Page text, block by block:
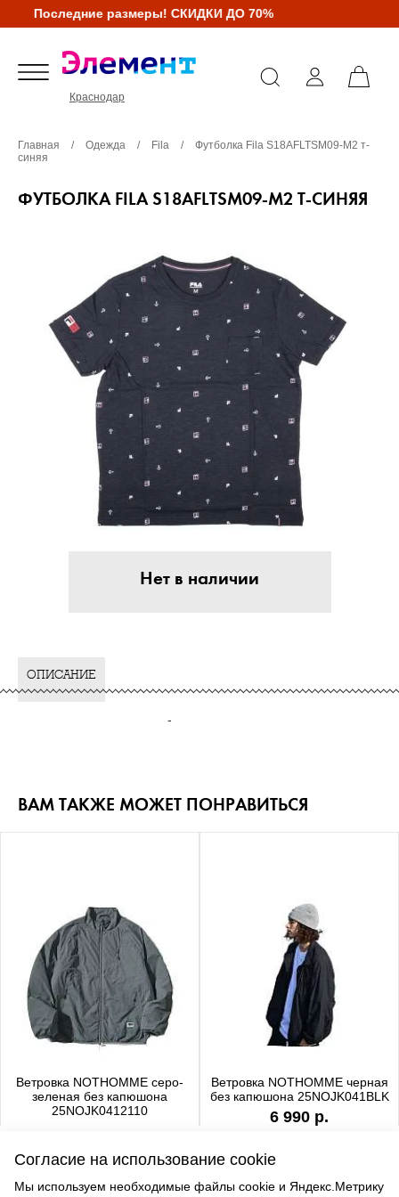
Последние размеры! СКИДКИ ДО 70%
Краснодар
Главная / Одежда / Fila /
Футболка Fila S18AFLTSM09-M2 т-
синяя
ФУТБОЛКА FILA S18AFLTSM09-M2 Т-СИНЯЯ
Нет в наличии
ОПИСАНИЕ
-
ВАМ ТАКЖЕ МОЖЕТ ПОНРАВИТЬСЯ
Ветровка NOTHOMME серо-
зеленая без капюшона
25NOJK0412110
Ветровка NOTHOMME черная
без капюшона 25NOJK041BLK
6 990 р.
Согласие на использование cookie
Мы используем необходимые файлы cookie и Яндекс.Метрику